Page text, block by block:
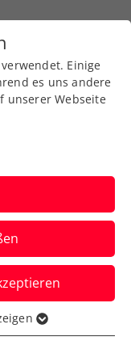
sagt
Einige
es uns andere
unserer Webseite